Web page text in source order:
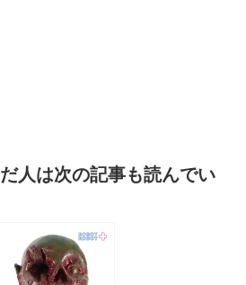
人は次の記事も読んでい